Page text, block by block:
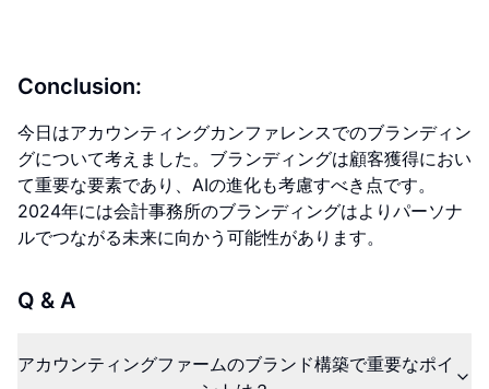
Conclusion:
今日はアカウンティングカンファレンスでのブランディン
グについて考えました。ブランディングは顧客獲得におい
て重要な要素であり、AIの進化も考慮すべき点です。
2024年には会計事務所のブランディングはよりパーソナ
ルでつながる未来に向かう可能性があります。
Q & A
アカウンティングファームのブランド構築で重要なポイ